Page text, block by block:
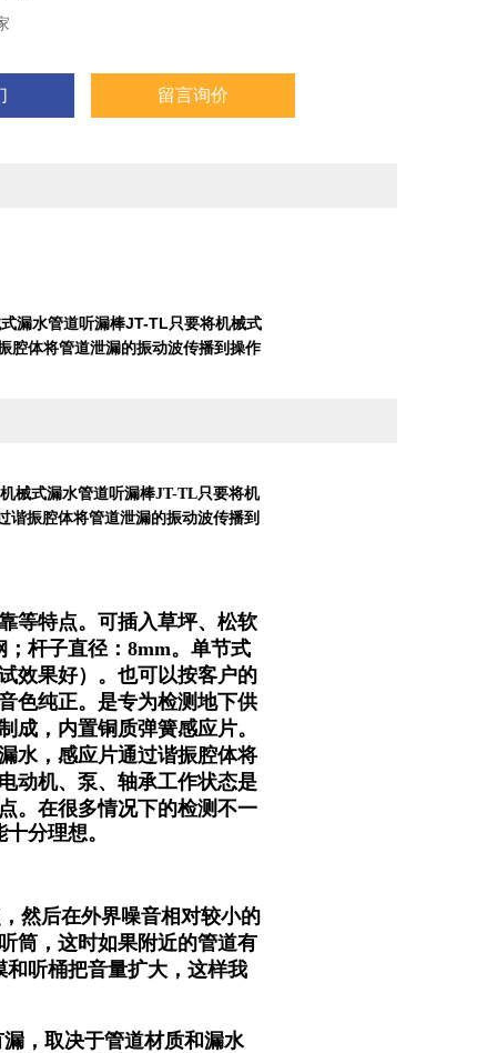
留言询价
漏水管道听漏棒JT-TL只要将机械式
腔体将管道泄漏的振动波传播到操作
械式漏水管道听漏棒JT-TL只要将机
振腔体将管道泄漏的振动波传播到
等特点。可插入草坪、松软
杆子直径：8mm。单节式
效果好）。也可以按客户的
色纯正。是专为检测地下供
成，内置铜质弹簧感应片。
水，感应片通过谐振腔体将
动机、泵、轴承工作状态是
。 在很多情况下的检测不一
分理想。
然后在外界噪音相对较小的
筒，这时如果附近的管道有
听桶把音量扩大，这样我
，取决于管道材质和漏水